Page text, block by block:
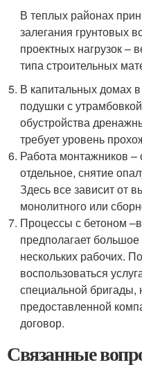
В теплых районах
залегания грунтовых
проектных нагрузок –
типа строительных
В капитальных домах
подушки с
обустройства
требует уровень
Работа монтажников –
отдельное, снятие
Здесь все зависит от
монолитного или
Процессы с бетоном
предполагает большое
нескольких рабочих.
воспользоваться
специальной бригады,
предоставленной
договор.
Связанные